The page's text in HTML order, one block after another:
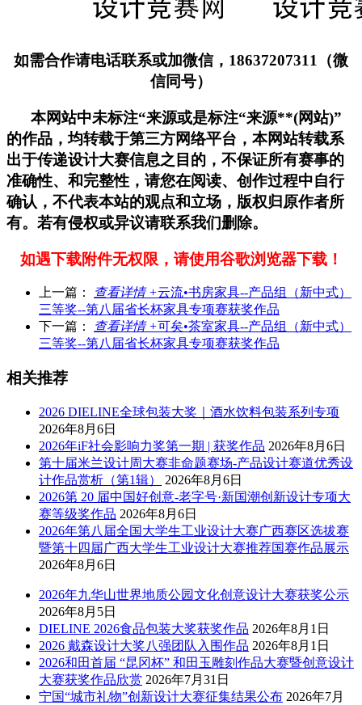
如需合作请电话联系或加微信，18637207311（微
信同号）
本网站中未标注“来源或是标注“来源**(网站)”
的作品，均转载于第三方网络平台，本网站转载系
出于传递设计大赛信息之目的，不保证所有赛事的
准确性、和完整性，请您在阅读、创作过程中自行
确认，不代表本站的观点和立场，版权归原作者所
有。若有侵权或异议请联系我们删除。
如遇下载附件无权限，请使用谷歌浏览器下载！
上一篇： 查看详情 +云流•书房家具--产品组（新中式）
三等奖--第八届省长杯家具专项赛获奖作品
下一篇：
查看详情 +可矣•茶室家具--产品组（新中式）
三等奖--第八届省长杯家具专项赛获奖作品
相关推荐
2026 DIELINE全球包装大奖｜酒水饮料包装系列专项
2026年8月6日
2026年iF社会影响力奖第一期 | 获奖作品 2026年8月6日
第十届米兰设计周大赛非命题赛场-产品设计赛道优秀设
计作品赏析（第1辑）
2026年8月6日
2026第 20 届中国好创意-老字号·新国潮创新设计专项大
赛等级奖作品 2026年8月6日
2026年第八届全国大学生工业设计大赛广西赛区选拔赛
暨第十四届广西大学生工业设计大赛推荐国赛作品展示
2026年8月6日
2026年九华山世界地质公园文化创意设计大赛获奖公示
2026年8月5日
DIELINE 2026食品包装大奖获奖作品 2026年8月1日
2026 戴森设计大奖八强团队入围作品 2026年8月1日
2026和田首届 “昆冈杯” 和田玉雕刻作品大赛暨创意设计
大赛获奖作品欣赏 2026年7月31日
宁国“城市礼物”创新设计大赛征集结果公布 2026年7月